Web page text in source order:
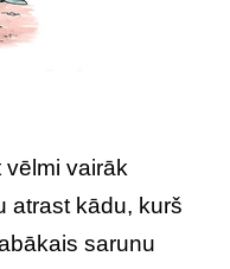
vairāk
atrast kādu, kurš
sarunu